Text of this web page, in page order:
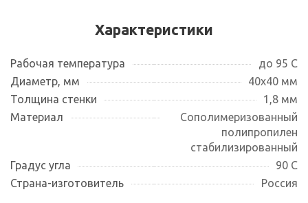
Характеристики
Рабочая температура
до 95 С
Диаметр, мм
40х40 мм
Толщина стенки
1,8 мм
Материал
Сополимеризованный
полипропилен
стабилизированный
Градус угла
90 С
Страна-изготовитель
Россия